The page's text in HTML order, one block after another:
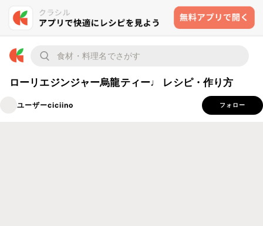
ローリエジンジャー烏龍ティー♩ レシピ・作り方
ユーザーciciino フォロー